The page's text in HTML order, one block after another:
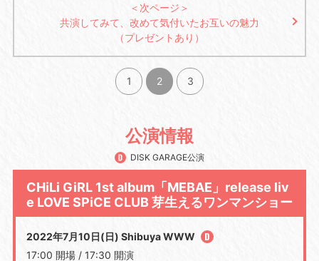
＜次ページ＞
共演してみて、改めて気付いたお互いの魅力
（プレゼントあり）
1 2 3
公演情報
DISK GARAGE公演
CHiLi GiRL 1st album「MEBAE」release liv
e LOVE SPiCE CLUB 芽生えるワンマンショー
2022年7月10日(日) Shibuya WWW
17:00 開場 / 17:30 開演